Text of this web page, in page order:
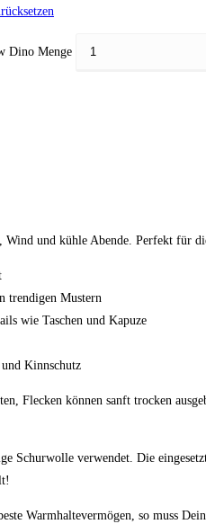
Dino Menge
Wind und kühle Abende. Perfekt für
trendigen Mustern
wie Taschen und Kapuze
Kinnschutz
Flecken können sanft trocken
Schurwolle verwendet. Die
Warmhaltevermögen, so muss